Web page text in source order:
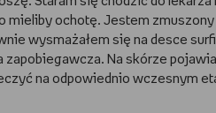
mieliby ochotę. Jestem
wysmażałem się na desce
Na skórze
na odpowiednio wczesnym